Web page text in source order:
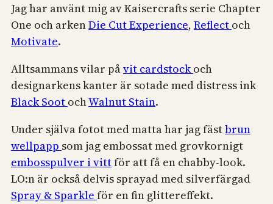
Jag har använt mig av Kaisercrafts serie Chapter
One och arkenDie Cut Experience, Reflect och
Motivate.
Alltsammans vilar påvit cardstockoch
designarkens kanter är sotade med distress ink
Black Soot ochWalnut Stain.
Under själva fotot med matta har jag fästbrun
wellpapp som jag embossat med grovkornigt
embosspulver i vittför att få en chabby-look.
LO:n är också delvis sprayad med silverfärgad
Spray & Sparkle för en fin glittereffekt.